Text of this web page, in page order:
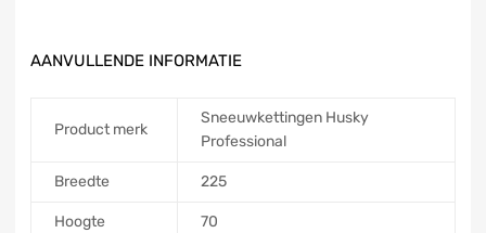
AANVULLENDE INFORMATIE
Product merk
Sneeuwkettingen Husky
Professional
Breedte 225
Hoogte 70